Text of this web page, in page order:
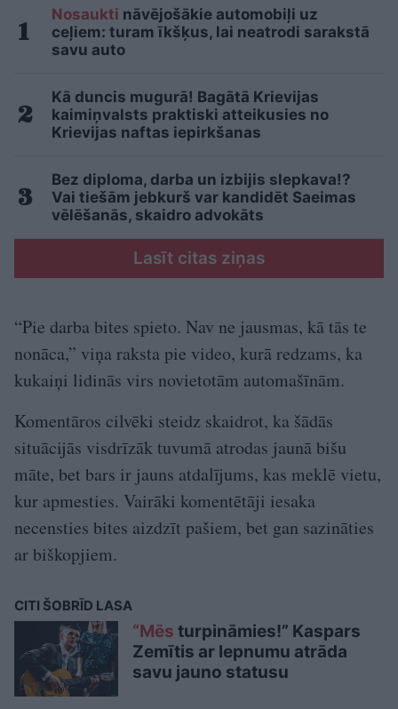
Nosaukti nāvējošākie automobiļi uz
ceļiem: turam īkšķus, lai neatrodi sarakstā
savu auto
Kā duncis mugurā! Bagātā Krievijas
kaimiņvalsts praktiski atteikusies no
Krievijas naftas iepirkšanas
Bez diploma, darba un izbijis slepkava!?
Vai tiešām jebkurš var kandidēt Saeimas
vēlēšanās, skaidro advokāts
Lasīt citas ziņas
“Pie darba bites spieto. Nav ne jausmas, kā tās te
nonāca,” viņa raksta pie video, kurā redzams, ka
kukaiņi lidinās virs novietotām automašīnām.
Komentāros cilvēki steidz skaidrot, ka šādās
situācijās visdrīzāk tuvumā atrodas jaunā bišu
māte, bet bars ir jauns atdalījums, kas meklē vietu,
kur apmesties. Vairāki komentētāji iesaka
necensties bites aizdzīt pašiem, bet gan sazināties
ar biškopjiem.
CITI ŠOBRĪD LASA
“Mēs turpināmies!” Kaspars
Zemītis ar lepnumu atrāda
savu jauno statusu